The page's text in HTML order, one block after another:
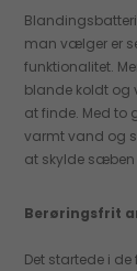
man vælger er
funktionalitet.
blande koldt og
at finde. Med to
varmt vand og
at skylde
Berøringsfrit
Det startede i